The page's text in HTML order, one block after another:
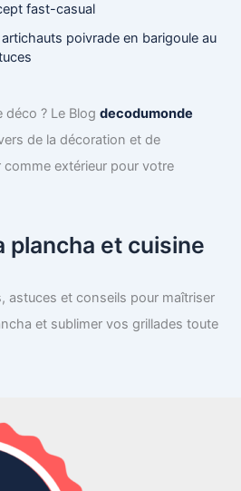
fast-casual
poivrade en barigoule au
déco ? Le Blogdecodumonde
de la décoration et de
comme extérieur pour votre
plancha et cuisine
astuces et conseils pour maîtriser
et sublimer vos grillades toute